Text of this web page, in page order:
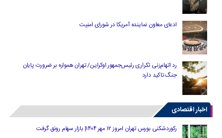
ادعای معاون نماینده آمریکا در شورای امنیت
رد اتهام‌زنی تکراری رئیس‌جمهور اوکراین/ تهران همواره بر ضرورت پایان
جنگ تاکید دارد
اخبار اقتصادی
رکوردشکنی بورس تهران امروز ۱۲ مهر ۱۴۰۴| بازار سهام رونق گرفت